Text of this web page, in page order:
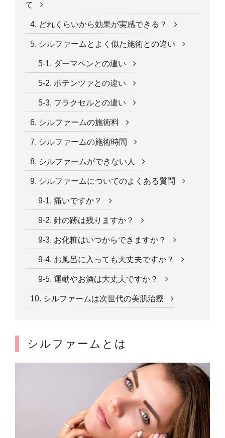
て
4. どれくらいから効果が実感できる？
5. シルファームとよく似た施術との違い
5-1. ダーマペンとの違い
5-2. ポテンツァとの違い
5-3. フラクセルとの違い
6. シルファームの施術料
7. シルファームの施術時間
8. シルファームができない人
9. シルファームについてのよくある質問
9-1. 痛いですか？
9-2. 針の跡は残りますか？
9-3. お化粧はいつからできますか？
9-4. お風呂に入っても大丈夫ですか？
9-5. 運動やお酒は大丈夫ですか？
10. シルファームは次世代の美肌治療
シルファームとは